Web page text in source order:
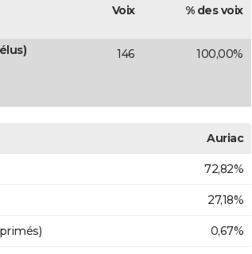
Voix % des voix
146 100,00%
Auriac
72,82%
27,18%
0,67%